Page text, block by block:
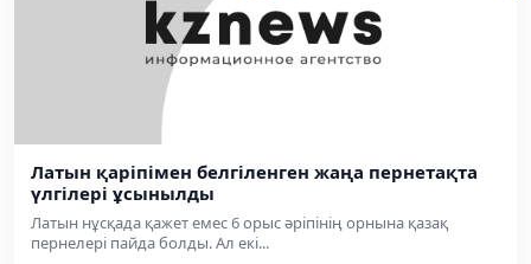
Латын қаріпімен белгіленген жаңа пернетақта
үлгілері ұсынылды
Латын нұсқада қажет емес 6 орыс әріпінің орнына қазақ
пернелері пайда болды. Ал екі...